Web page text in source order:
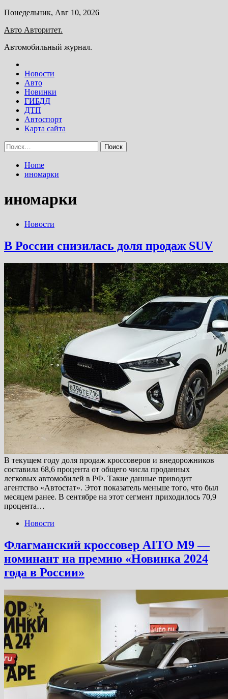
Skip
content
Понедельник, Авг 10, 2026
Авто Авторитет.
Автомобильный журнал.
Новости
Авто
Новинки
ГИБДД
ДТП
Автоспорт
Карта сайта
Найти:
Home
иномарки
иномарки
Новости
В России снизилась доля продаж SUV
В текущем году доля продаж кроссоверов и внедорожников
составила 68,6 процента от общего числа проданных
легковых автомобилей в РФ. Такие данные приводит
агентство «Автостат». Этот показатель меньше того, что был
месяцем ранее. В сентябре на этот сегмент приходилось 70,9
процента…
Новости
Флагманский кроссовер AITO М9 —
номинант на премию «Новинка 2024
года в России»